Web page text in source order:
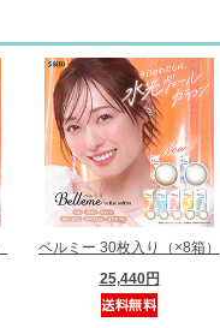
ベルミー 30枚入り（×8箱）
25,440円